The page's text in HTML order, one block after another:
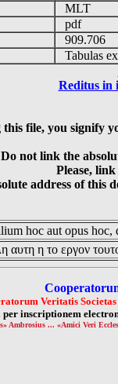
MLT
pdf
909.706
Tabulas
Reditus in
file, you signify
Do not link the
Please,
address of this
hoc aut opus
η το εργον
Veritatis
inscriptionem
Ambrosius ... «Amici Veri